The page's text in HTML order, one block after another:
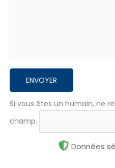
ENVOYER
Si vous êtes un humain, ne
champ.
Données